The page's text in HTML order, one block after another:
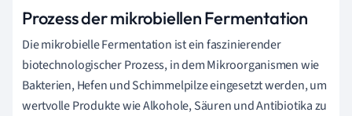
Prozess der mikrobiellen Fermentation
Die mikrobielle Fermentation ist ein faszinierender
biotechnologischer Prozess, in dem Mikroorganismen wie
Bakterien, Hefen und Schimmelpilze eingesetzt werden, um
wertvolle Produkte wie Alkohole, Säuren und Antibiotika zu